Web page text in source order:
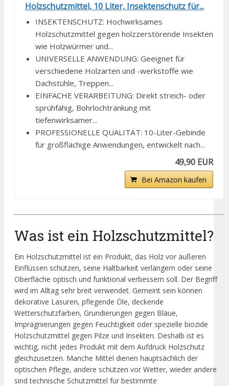
Holzschutzmittel, 10 Liter, Insektenschutz für...
INSEKTENSCHUTZ: Hochwirksames
Holzschutzmittel gegen holzzerstörende Insekten
wie Holzwürmer und...
UNIVERSELLE ANWENDUNG: Geeignet für
verschiedene Holzarten und -werkstoffe wie
Dachstühle, Treppen...
EINFACHE VERARBEITUNG: Direkt streich- oder
sprühfähig, Bohrlochtränkung mit
tiefenwirksamer...
PROFESSIONELLE QUALITÄT: 10-Liter-Gebinde
für großflächige Anwendungen, entwickelt nach...
49,90 EUR
Bei Amazon kaufen
Was ist ein Holzschutzmittel?
Ein Holzschutzmittel ist ein Produkt, das Holz vor äußeren
Einflüssen schützen, seine Haltbarkeit verlängern oder seine
Oberfläche optisch und funktional verbessern soll. Der Begriff
wird im Alltag sehr breit verwendet. Gemeint sein können
dekorative Lasuren, pflegende Öle, deckende
Wetterschutzfarben, Grundierungen gegen Bläue,
Imprägnierungen gegen Feuchtigkeit oder spezielle biozide
Holzschutzmittel gegen Pilze und Insekten. Deshalb ist es
wichtig, nicht jedes Produkt mit dem Aufdruck Holzschutz
gleichzusetzen. Manche Mittel dienen hauptsächlich der
optischen Pflege, andere schützen vor Wetter, wieder andere
sind technische Schutzmittel für bestimmte